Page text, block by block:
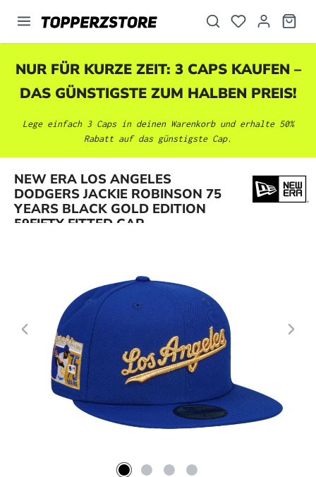
springen
NUR FÜR KURZE ZEIT: 3 CAPS KAUFEN –
DAS GÜNSTIGSTE ZUM HALBEN PREIS!
Lege einfach 3 Caps in deinen Warenkorb und erhalte 50%
Rabatt auf das günstigste Cap.
NEW ERA LOS ANGELES
DODGERS JACKIE ROBINSON 75
YEARS BLACK GOLD EDITION
59FIFTY FITTED CAP
Bildergalerie überspringen